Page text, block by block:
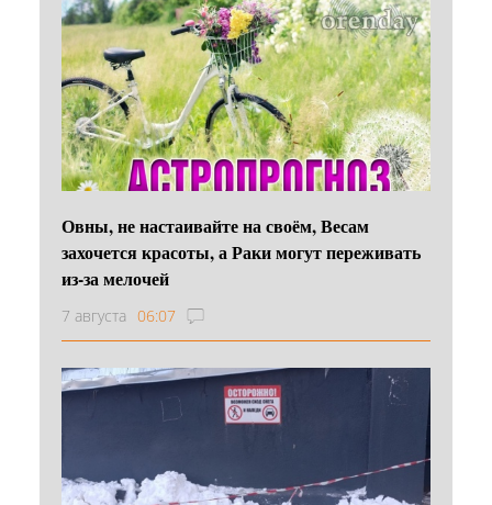
Овны, не настаивайте на своём, Весам
захочется красоты, а Раки могут переживать
из-за мелочей
7 августа 06:07